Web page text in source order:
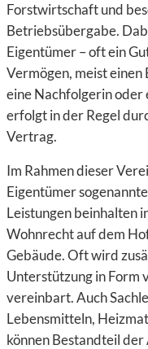
Forstwirtschaft und
Betriebsübergabe.
Eigentümer – oft ein
Vermögen, meist
eine Nachfolgerin oder
erfolgt in der Regel
Vertrag.
Im Rahmen dieser
Eigentümer
Leistungen beinhalten
Wohnrecht auf dem
Gebäude. Oft wird
Unterstützung in Form
vereinbart. Auch
Lebensmitteln,
können Bestandteil der